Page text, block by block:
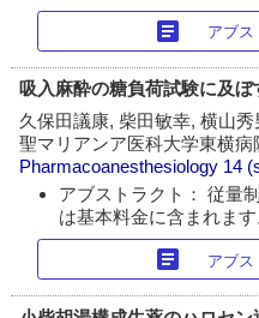
article アブス
吸入麻酔の糖負荷試験に及ぼ
久保田議康, 柴田敏幸, 横山秀
聖マリアンア医科大学東横病
Pharmacoanesthesiology 14
アブストラクト： 従量
は基本料金に含まれます
article アブス